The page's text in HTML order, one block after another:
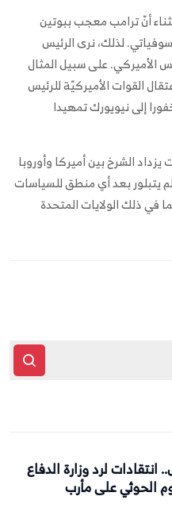
أنّ ترامب معجب ببوتين
لذلك، نرى الرئيس
الأميركي. على سبيل المثال
القوات الأميركيّة للرئيس
إلى نيويورك تمهيدا
الشرخ بين أميركا وأوروبا
يتبلور بعد أي منطق للسياسات
في ذلك الولايات المتحدة
انتقادات لرد وزارة الدفاع
الحوثي على مأرب